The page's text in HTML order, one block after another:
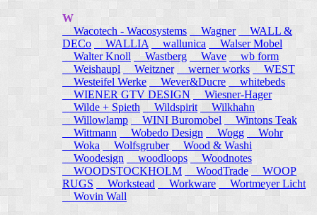
W
Wacotech - Wacosystems
Wagner
WALL &
DECo
WALLIA wallunica
Walser Mobel
Walter Knoll
Wastberg Wave
wb form
Weishaupl
Weitzner werner works
WEST
Westeifel Werke
Wever&Ducre
whitebeds
WIENER GTV DESIGN
Wiesner-Hager
Wilde + Spieth
Wildspirit
Wilkhahn
Willowlamp
WINI Buromobel
Wintons Teak
Wittmann
Wobedo Design Wogg
Wohr
Woka
Wolfsgruber
Wood & Washi
Woodesign
woodloops
Woodnotes
WOODSTOCKHOLM
WoodTrade
WOOP
RUGS
Workstead Workware
Wortmeyer Licht
Wovin Wall